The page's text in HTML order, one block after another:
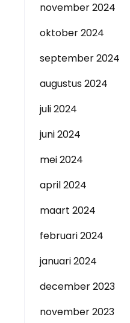
november 2024
oktober 2024
september 2024
augustus 2024
juli 2024
juni 2024
mei 2024
april 2024
maart 2024
februari 2024
januari 2024
december 2023
november 2023